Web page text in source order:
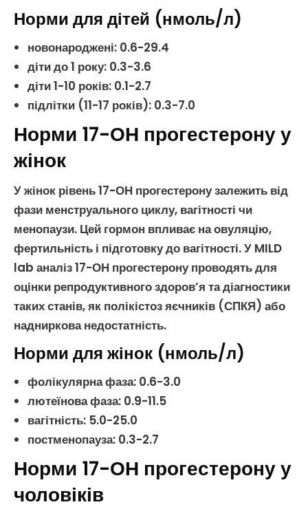
Норми для дітей (нмоль/л)
новонароджені: 0.6-29.4
діти до 1 року: 0.3-3.6
діти 1-10 років: 0.1-2.7
підлітки (11-17 років): 0.3-7.0
Норми 17-ОН прогестерону у
жінок
Ужінок рівень17-ОН прогестеронузалежить від
фази менструального циклу, вагітності чи
менопаузи. Цей гормон впливає наовуляцію,
фертильність і підготовку до вагітності. У MILD
lab аналіз 17-ОН прогестеронупроводять для
оцінки репродуктивного здоров’я та діагностики
таких станів, як полікістоз яєчників (СПКЯ) або
надниркова недостатність.
Норми для жінок (нмоль/л)
фолікулярна фаза: 0.6-3.0
лютеїнова фаза: 0.9-11.5
вагітність: 5.0-25.0
постменопауза: 0.3-2.7
Норми 17-ОН прогестерону у
чоловіків